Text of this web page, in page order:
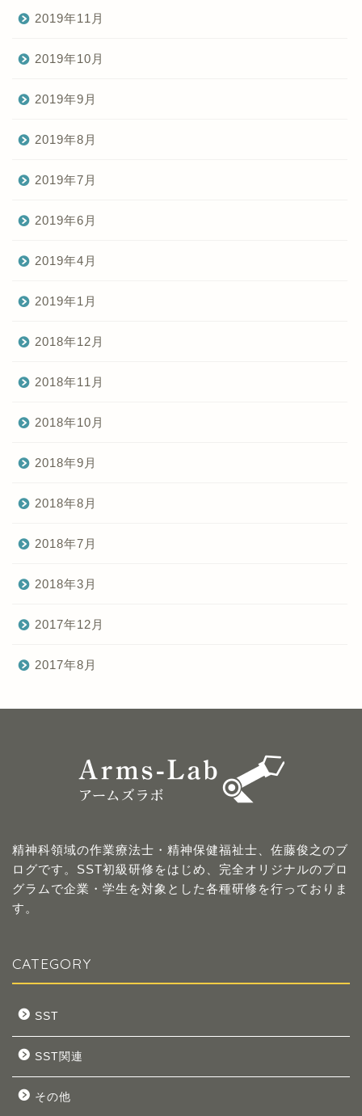
2019年11月
2019年10月
2019年9月
2019年8月
2019年7月
2019年6月
2019年4月
2019年1月
2018年12月
2018年11月
2018年10月
2018年9月
2018年8月
2018年7月
2018年3月
2017年12月
2017年8月
精神科領域の作業療法士・精神保健福祉士、佐藤俊之のブ
ログです。SST初級研修をはじめ、完全オリジナルのプロ
グラムで企業・学生を対象とした各種研修を行っておりま
す。
CATEGORY
SST
SST関連
その他